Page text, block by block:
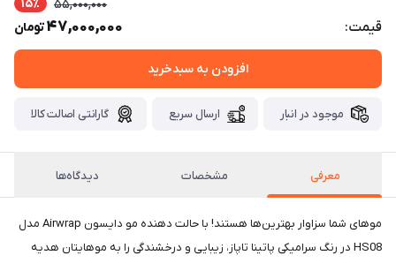
قیمت:
55,000,000 15٪
47,000,000تومان
افزودن به سبدخرید
موجود در انبار ارسال سریع گارانتی اصالت کالا
معرفی مشخصات دیدگاه‌ها
موهای شما سزاوار بهترین‌ها هستند! با حالت دهنده مو دایسون Airwrap مدل
HS08 در رنگ سرامیکی پاتینا تاپاز، زیبایی و درخشندگی را به موهایتان هدیه